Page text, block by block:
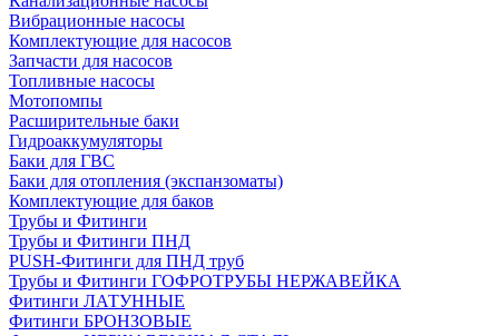
Вибрационные насосы
Комплектующие для насосов
Запчасти для насосов
Топливные насосы
Мотопомпы
Расширительные баки
Гидроаккумуляторы
Баки для ГВС
Баки для отопления (экспанзоматы)
Комплектующие для баков
Трубы и Фитинги
Трубы и Фитинги ПНД
PUSH-Фитинги для ПНД труб
Трубы и Фитинги ГОФРОТРУБЫ НЕРЖАВЕЙКА
Фитинги ЛАТУННЫЕ
Фитинги БРОНЗОВЫЕ